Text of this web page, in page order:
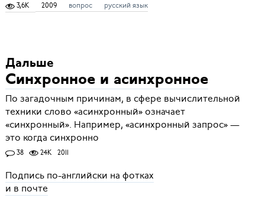
3,6K 2009 вопрос русский язык
Дальше
Синхронное и асинхронное
По загадочным причинам, в сфере вычислительной
техники слово «асинхронный» означает
«синхронный». Например, «асинхронный запрос» —
это когда синхронно
38 24K 2011
Подпись по-английски на фотках
и в почте